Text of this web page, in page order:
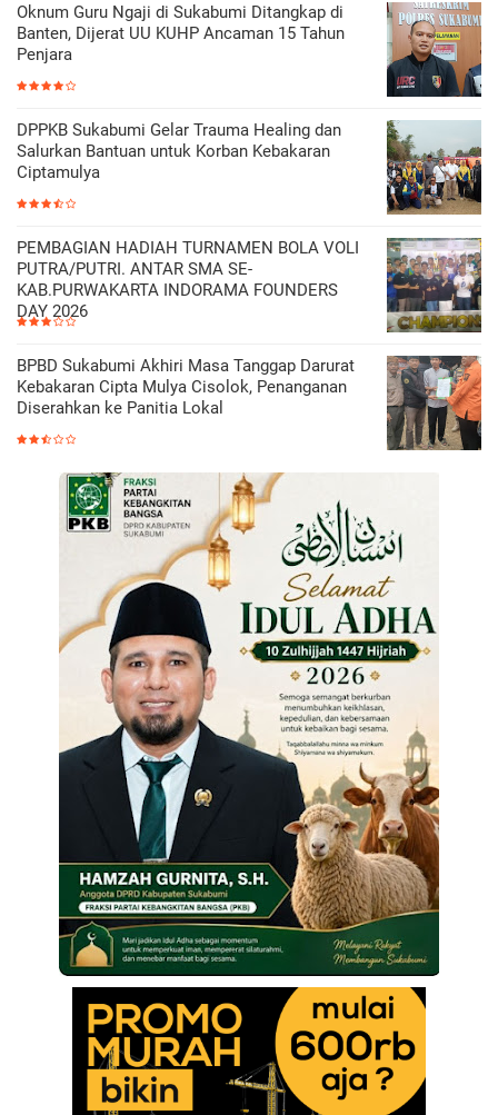
Oknum Guru Ngaji di Sukabumi Ditangkap di
Banten, Dijerat UU KUHP Ancaman 15 Tahun
Penjara
DPPKB Sukabumi Gelar Trauma Healing dan
Salurkan Bantuan untuk Korban Kebakaran
Ciptamulya
PEMBAGIAN HADIAH TURNAMEN BOLA VOLI
PUTRA/PUTRI. ANTAR SMA SE-
KAB.PURWAKARTA INDORAMA FOUNDERS
DAY 2026
BPBD Sukabumi Akhiri Masa Tanggap Darurat
Kebakaran Cipta Mulya Cisolok, Penanganan
Diserahkan ke Panitia Lokal